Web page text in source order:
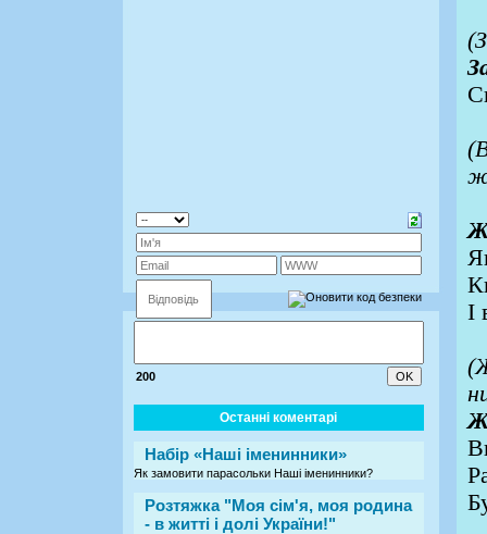
200
Останні коментарі
Набір «Наші іменинники»
Як замовити парасольки Наші іменинники?
Розтяжка "Моя сім'я, моя родина
- в житті і долі України!"
І